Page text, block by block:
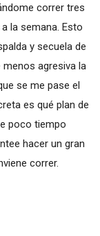
correr tres
la semana. Esto
y secuela de
menos agresiva la
se me pase el
es qué plan de
poco tiempo
hacer un gran
correr.